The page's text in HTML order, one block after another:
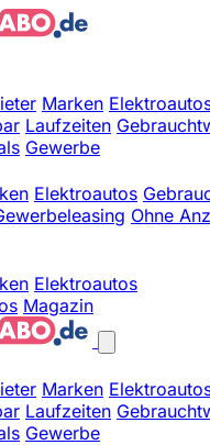
Marken
Laufzeiten
Gewerbe
Elektroautos
Ohne
Elektroautos
Magazin
Marken
Laufzeiten
Gewerbe